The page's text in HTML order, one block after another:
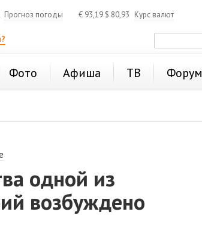
Прогноз погоды € 93,19 $ 80,93 Курс валют
Фото Афиша ТВ Форум
одной из
возбуждено